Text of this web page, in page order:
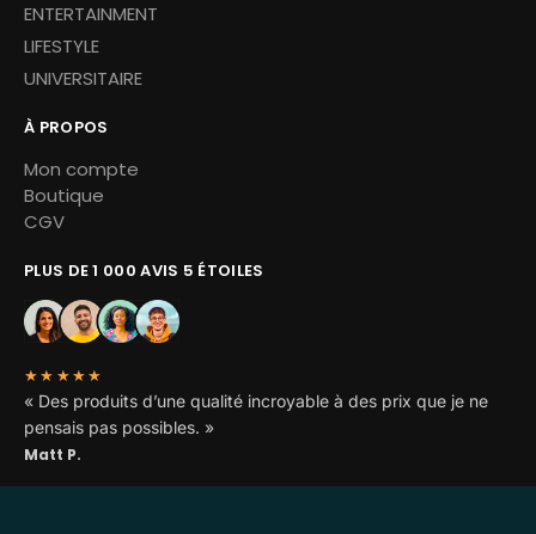
ENTERTAINMENT
LIFESTYLE
UNIVERSITAIRE
À PROPOS
Mon compte
Boutique
CGV
PLUS DE 1 000 AVIS 5 ÉTOILES
★★★★★
« Des produits d’une qualité incroyable à des prix que je ne
pensais pas possibles. »
Matt P.